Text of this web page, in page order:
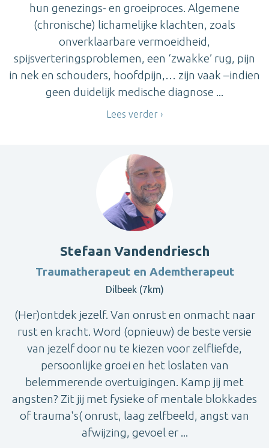
hun genezings- en groeiproces. Algemene
(chronische) lichamelijke klachten, zoals
onverklaarbare vermoeidheid,
spijsverteringsproblemen, een ‘zwakke’ rug, pijn
in nek en schouders, hoofdpijn,… zijn vaak –indien
geen duidelijk medische diagnose ...
Lees verder
Stefaan Vandendriesch
Traumatherapeut en Ademtherapeut
Dilbeek (7km)
(Her)ontdek jezelf. Van onrust en onmacht naar
rust en kracht. Word (opnieuw) de beste versie
van jezelf door nu te kiezen voor zelfliefde,
persoonlijke groei en het loslaten van
belemmerende overtuigingen. Kamp jij met
angsten? Zit jij met fysieke of mentale blokkades
of trauma's( onrust, laag zelfbeeld, angst van
afwijzing, gevoel er ...